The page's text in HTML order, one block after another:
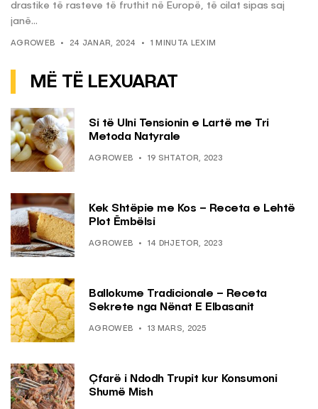
drastike të rasteve të fruthit në Europë, të cilat sipas saj
janë...
AGROWEB 24 JANAR, 2024 1 MINUTA LEXIM
MË TË LEXUARAT
Si të Ulni Tensionin e Lartë me Tri
Metoda Natyrale
AGROWEB 19 SHTATOR, 2023
Kek Shtëpie me Kos – Receta e Lehtë
Plot Ëmbëlsi
AGROWEB 14 DHJETOR, 2023
Ballokume Tradicionale – Receta
Sekrete nga Nënat E Elbasanit
AGROWEB 13 MARS, 2025
Çfarë i Ndodh Trupit kur Konsumoni
Shumë Mish